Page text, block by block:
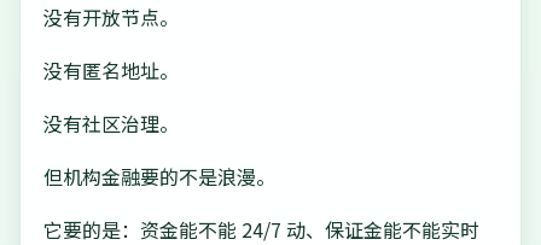
没有开放节点。
没有匿名地址。
没有社区治理。
但机构金融要的不是浪漫。
它要的是：资金能不能 24/7 动、保证金能不能实时